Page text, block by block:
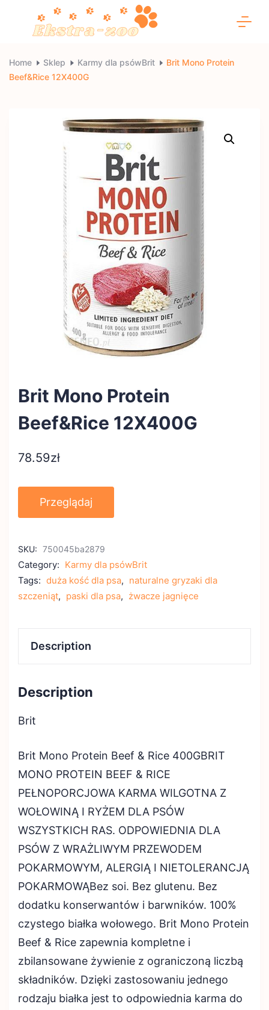
Ekstra-
zoo
Home Sklep Karmy dla psówBrit
Brit Mono Protein
Beef&Rice 12X400G
Brit Mono Protein
Beef&Rice 12X400G
78.59zł
Przeglądaj
SKU: 750045ba2879
Category: Karmy dla psówBrit
Tags: duża kość dla psa, naturalne gryzaki dla
szczeniąt, paski dla psa, żwacze jagnięce
Description
Description
Brit
Brit Mono Protein Beef & Rice 400GBRIT
MONO PROTEIN BEEF & RICE
PEŁNOPORCJOWA KARMA WILGOTNA Z
WOŁOWINĄ I RYŻEM DLA PSÓW
WSZYSTKICH RAS. ODPOWIEDNIA DLA
PSÓW Z WRAŻLIWYM PRZEWODEM
POKARMOWYM, ALERGIĄ I NIETOLERANCJĄ
POKARMOWĄBez soi. Bez glutenu. Bez
dodatku konserwantów i barwników. 100%
czystego białka wołowego. Brit Mono Protein
Beef & Rice zapewnia kompletne i
zbilansowane żywienie z ograniczoną liczbą
składników. Dzięki zastosowaniu jednego
rodzaju białka jest to odpowiednia karma do